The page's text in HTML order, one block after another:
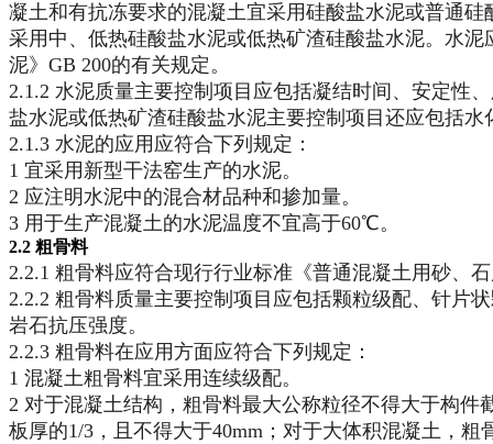
凝土和有抗冻要求的混凝土宜采用硅酸盐水泥或普通
采用中、低热硅酸盐水泥或低热矿渣硅酸盐水泥。水
泥》GB 200的有关规定。
2.1.2 水泥质量主要控制项目应包括凝结时间、安定性
盐水泥或低热矿渣硅酸盐水泥主要控制项目还应包括水
2.1.3 水泥的应用应符合下列规定：
1 宜采用新型干法窑生产的水泥。
2 应注明水泥中的混合材品种和掺加量。
3 用于生产混凝土的水泥温度不宜高于60℃。
2.2 粗骨料
2.2.1 粗骨料应符合现行行业标准《普通混凝土用砂、
2.2.2 粗骨料质量主要控制项目应包括颗粒级配、针片
岩石抗压强度。
2.2.3 粗骨料在应用方面应符合下列规定：
1 混凝土粗骨料宜采用连续级配。
2 对于混凝土结构，粗骨料最大公称粒径不得大于构
板厚的1/3，且不得大于40mm；对于大体积混凝土，粗